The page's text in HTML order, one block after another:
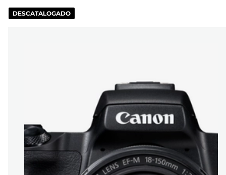
DESCATALOGADO